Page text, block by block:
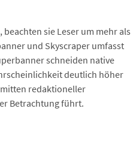
sie Leser um mehr als
und Skyscraper umfasst
schneiden native
deutlich höher
redaktioneller
Betrachtung führt.